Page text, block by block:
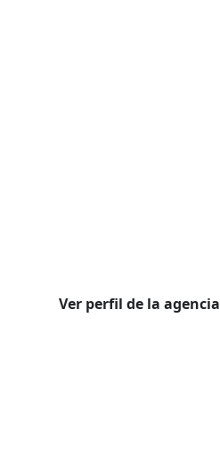
Ver perfil de la agencia